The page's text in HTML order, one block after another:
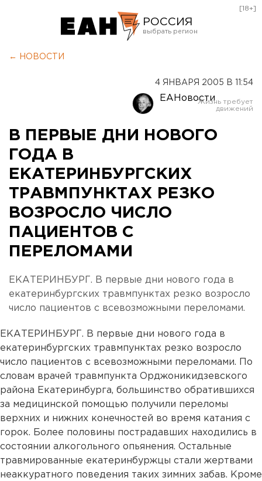
РОССИЯ
Оренбург
[18+]
← НОВОСТИ
4 ЯНВАРЯ 2005 В 11:54
ЕАНовости
В ПЕРВЫЕ ДНИ НОВОГО
ГОДА В
ЕКАТЕРИНБУРГСКИХ
ТРАВМПУНКТАХ РЕЗКО
ВОЗРОСЛО ЧИСЛО
ПАЦИЕНТОВ С
ПЕРЕЛОМАМИ
ЕКАТЕРИНБУРГ. В первые дни нового года в
екатеринбургских травмпунктах резко возросло
число пациентов с всевозможными переломами.
ЕКАТЕРИНБУРГ. В первые дни нового года в
екатеринбургских травмпунктах резко возросло
число пациентов с всевозможными переломами. По
словам врачей травмпункта Орджоникидзевского
района Екатеринбурга, большинство обратившихся
за медицинской помощью получили переломы
верхних и нижних конечностей во время катания с
горок. Более половины пострадавших находились в
состоянии алкогольного опьянения. Остальные
травмированные екатеринбуржцы стали жертвами
неаккуратного поведения таких зимних забав. Кроме